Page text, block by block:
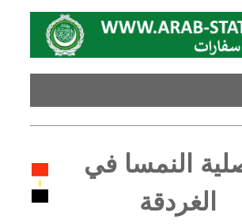
النمسا في
الغردقة